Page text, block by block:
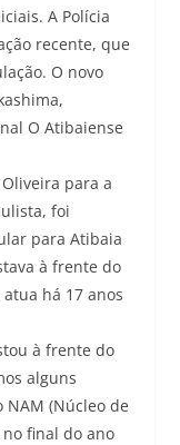
A Polícia
recente, que
O novo
O Atibaiense
para a
foi
para Atibaia
à frente do
atua há 17 anos
à frente do
alguns
NAM (Núcleo de
final do ano